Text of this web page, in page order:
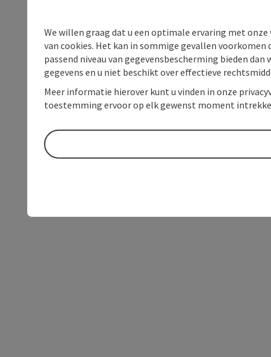
We willen graag dat u een optimale ervaring met
van cookies. Het kan in sommige gevallen voorkomen
passend niveau van gegevensbescherming bieden
gegevens en u niet beschikt over effectieve
Meer informatie hierover kunt u vinden in onze
toestemming ervoor op elk gewenst moment